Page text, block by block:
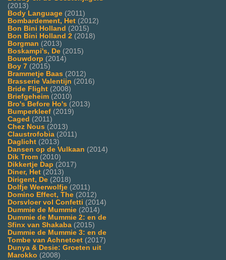
(2013)
Body Language (2011)
Bombardement, Het (2012)
Bon Bini Holland (2015)
Bon Bini Holland 2 (2018)
Borgman (2013)
Boskampi's, De (2015)
Bouwdorp (2014)
Boy 7 (2015)
Brammetje Baas (2012)
Brasserie Valentijn (2016)
Bride Flight (2008)
Briefgeheim (2010)
Bro's Before Ho's (2013)
Bumperkleef (2019)
Caged (2011)
Chez Nous (2013)
Claustrofobia (2011)
Daglicht (2013)
Dansen op de Vulkaan (2014)
Dik Trom (2010)
Dikkertje Dap (2017)
Diner, Het (2013)
Dirigent, De (2018)
Dolfje Weerwolfje (2011)
Domino Effect, The (2012)
Dorsvloer vol Confetti (2014)
Dummie de Mummie (2014)
Dummie de Mummie 2: en de
Sfinx van Shakaba (2015)
Dummie de Mummie 3: en de
Tombe van Achnetoet (2017)
Dunya & Desie: Groeten uit
Marokko (2008)